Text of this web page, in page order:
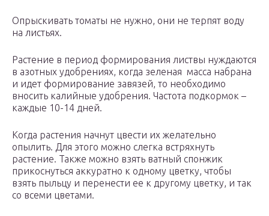
Опрыскивать томаты не нужно, они не терпят воду
на листьях.
Растение в период формирования листвы нуждаются
в азотных удобрениях, когда зеленая масса набрана
и идет формирование завязей, то необходимо
вносить калийные удобрения. Частота подкормок –
каждые 10-14 дней.
Когда растения начнут цвести их желательно
опылить. Для этого можно слегка встряхнуть
растение. Также можно взять ватный спонжик
прикоснуться аккуратно к одному цветку, чтобы
взять пыльцу и перенести ее к другому цветку, и так
со всеми цветами.